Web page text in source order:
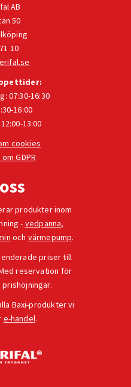
AB
50
10
07:30-16:30
16:00
13:00
cookies
GDPR
produkter inom
- vedpanna,
och värmepump.
priser till
reservation för
Baxi-produkter vi
e-handel.